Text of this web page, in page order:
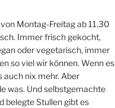
Montag-Freitag ab 11.30
Immer frisch gekocht,
oder vegetarisch, immer
so viel wir können. Wenn es
auch nix mehr. Aber
was. Und selbstgemachte
belegte Stullen gibt es